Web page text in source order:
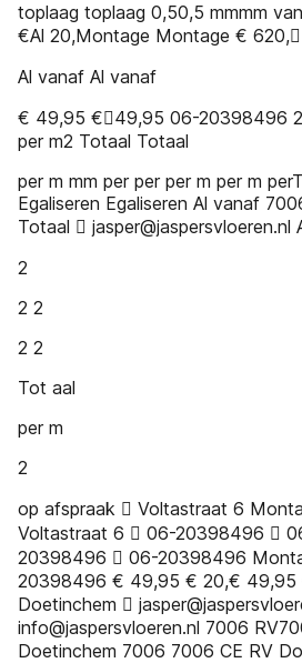
toplaag toplaag 0,50,5 mmmm
€Al 20,Montage Montage €
Al vanaf Al vanaf
€ 49,95 €49,95 06-20398496 2
per m2 Totaal Totaal
per m mm per per per m per m
Egaliseren Egaliseren Al vanaf
Totaal  jasper@jaspersvloeren.nl
2
2 2
2 2
Tot aal
per m
2
op afspraak  Voltastraat 6
Voltastraat 6  06-20398496 
20398496  06-20398496
20398496 € 49,95 € 20,€ 49,95
Doetinchem 
info@jaspersvloeren.nl 7006
Doetinchem 7006 7006 CE RV